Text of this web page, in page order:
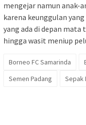
mengejar namun anak-
karena keunggulan
yang ada di depan
hingga wasit meniup
Borneo FC Samarinda
Semen Padang
Sepak